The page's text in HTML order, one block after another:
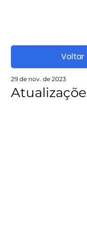
Voltar
29 de nov. de 2023